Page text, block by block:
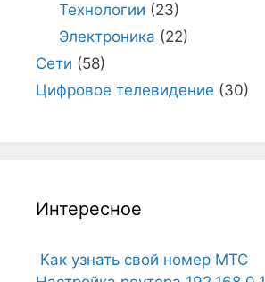
Технологии (23)
Электроника (22)
Сети (58)
Цифровое телевидение (30)
Интересное
Как узнать свой номер МТС